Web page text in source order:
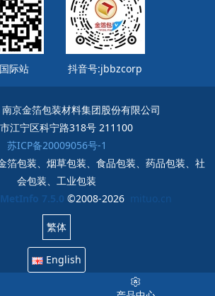
际站 抖音号:jbbzcorp
京金箔包装材料集团股份有限公司
江宁区科宁路318号 211100
苏ICP备20009056号-1
箔包装、烟草包装、食品包装、药品包装、社
会包装、工业包装
MetInfo 7.5.0 ©2008-2026 mituo.cn
繁体
English